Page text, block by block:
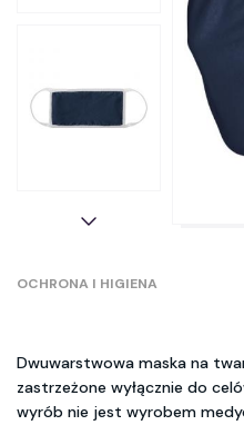
OCHRONA I HIGIENA
Dwuwarstwowa maska na
zastrzeżone wyłącznie do
wyrób nie jest wyrobem